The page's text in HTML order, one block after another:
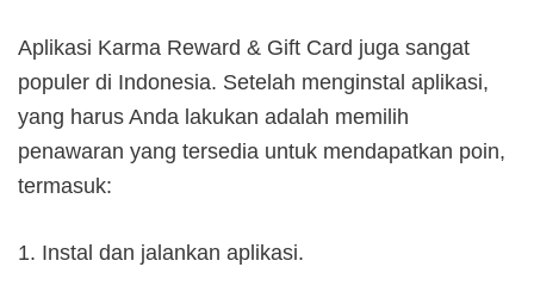
Aplikasi Karma Reward & Gift Card juga sangat
populer di Indonesia. Setelah menginstal aplikasi,
yang harus Anda lakukan adalah memilih
penawaran yang tersedia untuk mendapatkan poin,
termasuk:
1. Instal dan jalankan aplikasi.